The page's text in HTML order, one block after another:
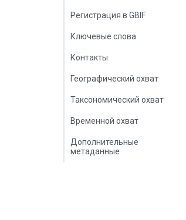
Регистрация в GBIF
Ключевые слова
Контакты
Географический охват
Таксономический охват
Временной охват
Дополнительные
метаданные